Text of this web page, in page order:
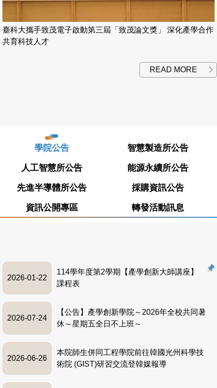
臺科大攜手致茂電子啟動第三屆「致茂論文獎」 深化產學合作
共育科技人才
READ MORE
學院公告 智慧製造所公告
人工智慧所公告 能源永續所公告
先進半導體所公告 採購資訊公告
資訊公開專區 轉發活動訊息
2026-01-22
114學年度第2學期【產學創新大師講座】
課程表
2026-07-24
【公告】產學創新學院～2026年全校共同暑
休～星期五全日不上班～
2026-06-26
本院師生併同工程學院前往韓國光州科學技
術院 (GIST)研習交流登韓媒報導